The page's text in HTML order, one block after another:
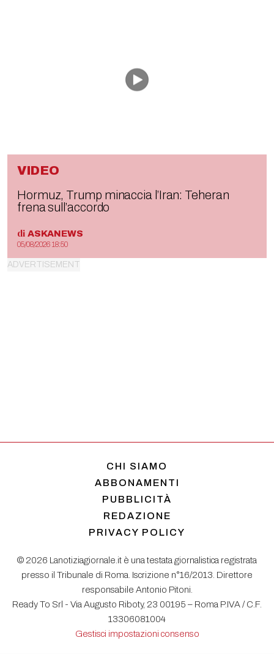
VIDEO
Hormuz, Trump minaccia l’Iran: Teheran
frena sull’accordo
di ASKANEWS
05/08/2026 18:50
CHI SIAMO
ABBONAMENTI
PUBBLICITÀ
REDAZIONE
PRIVACY POLICY
© 2026 Lanotiziagiornale.it è una testata giornalistica registrata
presso il Tribunale di Roma. Iscrizione n°16/2013. Direttore
responsabile Antonio Pitoni.
Ready To Srl - Via Augusto Riboty, 23 00195 – Roma P.IVA / C.F.
13306081004
Gestisci impostazioni consenso